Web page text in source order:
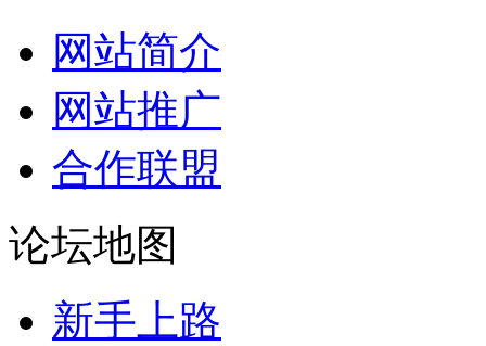
网站简介
网站推广
合作联盟
论坛地图
新手上路